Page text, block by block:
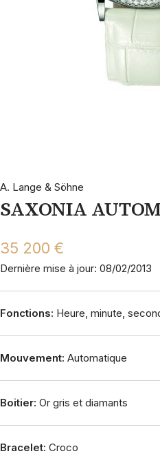
A. Lange & Söhne
SAXONIA
35 200 €
Dernière mise à jour: 08/02/2013
Fonctions: Heure, minute,
Mouvement: Automatique
Boitier: Or gris et diamants
Bracelet: Croco